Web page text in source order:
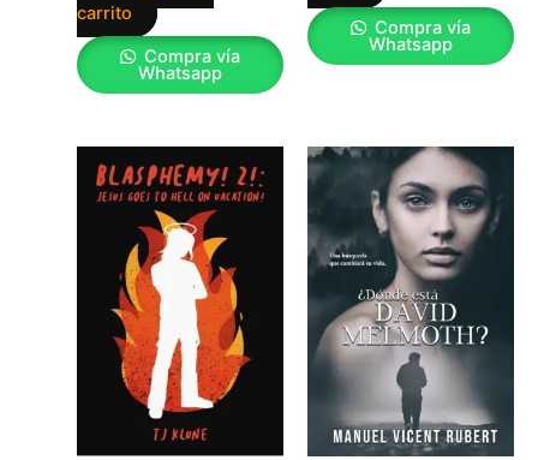
carrito
Compra vía
Whatsapp
Compra vía
Whatsapp